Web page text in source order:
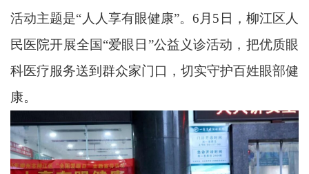
活动主题是“人人享有眼健康”。6月5日，柳江区人
民医院开展全国“爱眼日”公益义诊活动，把优质眼
科医疗服务送到群众家门口，切实守护百姓眼部健
康。